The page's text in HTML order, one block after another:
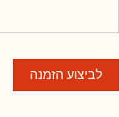
לביצוע הזמנה